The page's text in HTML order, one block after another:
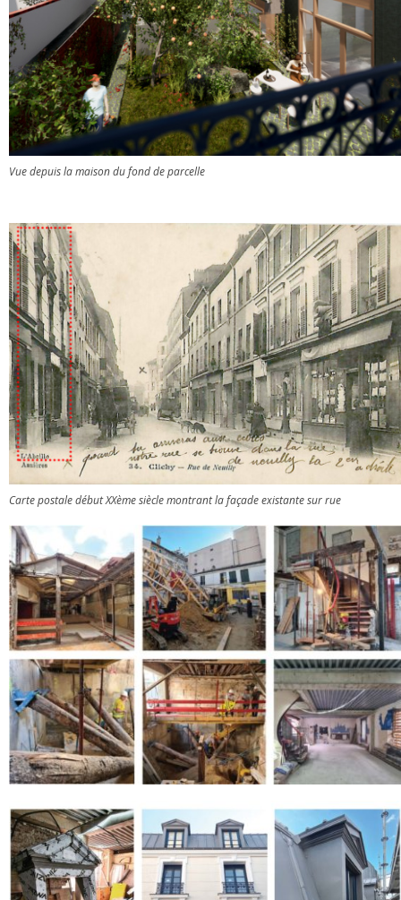
Vue depuis la maison du fond de parcelle
Carte postale début XXème siècle montrant la façade existante sur rue